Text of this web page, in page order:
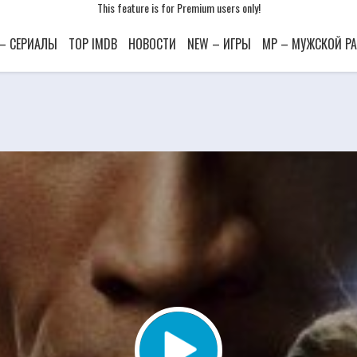
This feature is for Premium users only!
This feature is for Premium users only!
СЕРИАЛЫ TOP IMDB НОВОСТИ NEW – ИГРЫ MP – МУЖСКОЙ